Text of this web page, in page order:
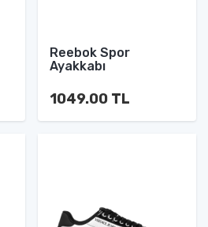
Reebok Spor
Ayakkabı
1049.00 TL